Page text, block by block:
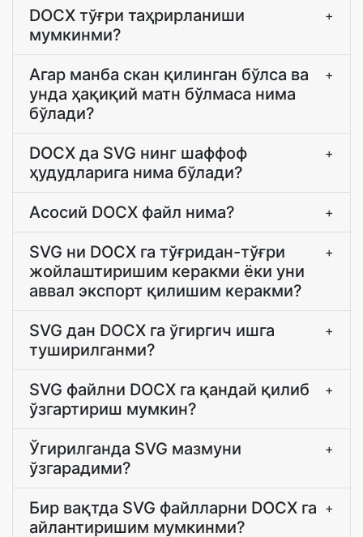
DOCX тўғри таҳрирланиши
мумкинми?
+
Агар манба скан қилинган бўлса ва
унда ҳақиқий матн бўлмаса нима
бўлади?
+
DOCX да SVG нинг шаффоф
ҳудудларига нима бўлади?
+
Асосий DOCX файл нима? +
SVG ни DOCX га тўғридан-тўғри
жойлаштиришим керакми ёки уни
аввал экспорт қилишим керакми?
+
SVG дан DOCX га ўгиргич ишга
туширилганми?
+
SVG файлни DOCX га қандай қилиб
ўзгартириш мумкин?
+
Ўгирилганда SVG мазмуни
ўзгарадими?
+
Бир вақтда SVG файлларни DOCX га
айлантиришим мумкинми?
+